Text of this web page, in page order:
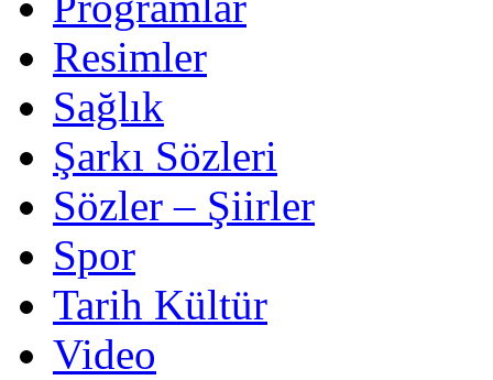
Resimler
Sağlık
Şarkı Sözleri
Sözler – Şiirler
Spor
Tarih Kültür
Video